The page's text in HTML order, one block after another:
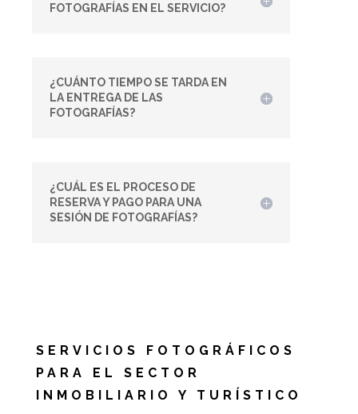
FOTOGRAFÍAS EN EL SERVICIO?
¿CUÁNTO TIEMPO SE TARDA EN
LA ENTREGA DE LAS
FOTOGRAFÍAS?
¿CUÁL ES EL PROCESO DE
RESERVA Y PAGO PARA UNA
SESIÓN DE FOTOGRAFÍAS?
SERVICIOS FOTOGRÁFICOS
PARA EL SECTOR
INMOBILIARIO Y TURÍSTICO